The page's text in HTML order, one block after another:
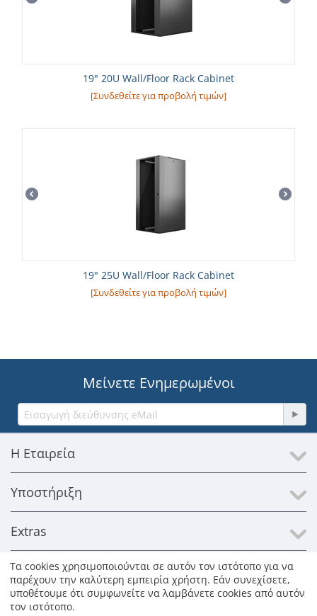
19" 20U Wall/Floor Rack Cabinet
[Συνδεθείτε για προβολή τιμών]
19" 25U Wall/Floor Rack Cabinet
[Συνδεθείτε για προβολή τιμών]
Μείνετε Ενημερωμένοι
Η Εταιρεία
Υποστήριξη
Extras
Επικοινωνία
© 1996-2026 Kosmosat SA. Με επιφύλαξη παντός δικαιώματος.
Τα cookies χρησιμοποιούνται σε αυτόν τον ιστότοπο για να
παρέχουν την καλύτερη εμπειρία χρήστη. Εάν συνεχίσετε,
υποθέτουμε ότι συμφωνείτε να λαμβάνετε cookies από αυτόν
τον ιστότοπο.